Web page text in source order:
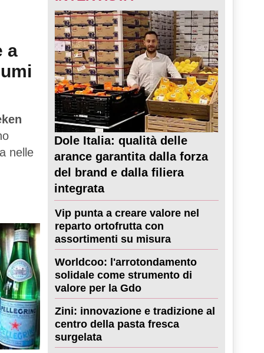
a
nelle
Dole Italia: qualità delle
arance garantita dalla forza
del brand e dalla filiera
integrata
Vip punta a creare valore nel
reparto ortofrutta con
assortimenti su misura
Worldcoo: l'arrotondamento
solidale come strumento di
valore per la Gdo
Zini: innovazione e tradizione al
centro della pasta fresca
surgelata